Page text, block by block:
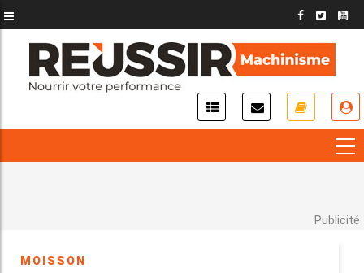
au
contenu
principal
Publicité
MOISSON